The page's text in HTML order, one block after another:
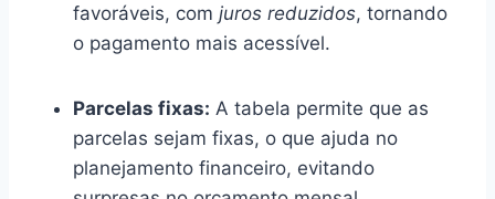
favoráveis, com juros reduzidos, tornando
o pagamento mais acessível.
Parcelas fixas: A tabela permite que as
parcelas sejam fixas, o que ajuda no
planejamento financeiro, evitando